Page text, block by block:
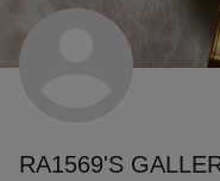
RA1569'S